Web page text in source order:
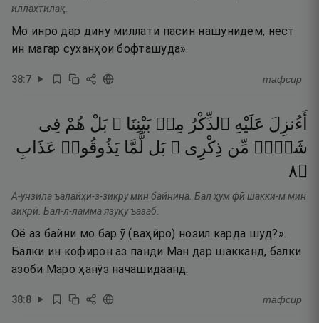
иллахтилақ.
Мо инро дар дину миллати пасин нашунидем, нест
ин магар суханҳои бофташуда».
38:7 тафсир
أَءُنزِلَ عَلَيْهِ ٱلذِّكْرُ مِنۢ بَيْنِنَا ۚ بَلْ هُمْ فِى
شَكٍّۢ مِّن ذِكْرِى ۖ بَل لَّمَّا يَذُوقُوا۟ عَذَابِ
۝٨
А-унзила ъалайҳи-з-зикру мин байнина. Бал ҳум фӣ шакки-м мин
зикрӣ. Бал-л-ламма язуқу ъазаб.
Оё аз байни мо бар ӯ (ваҳйро) нозил карда шуд?».
Балки ин кофирон аз панди Ман дар шакканд, балки
азоби Маро ҳанӯз начашидаанд.
38:8 тафсир